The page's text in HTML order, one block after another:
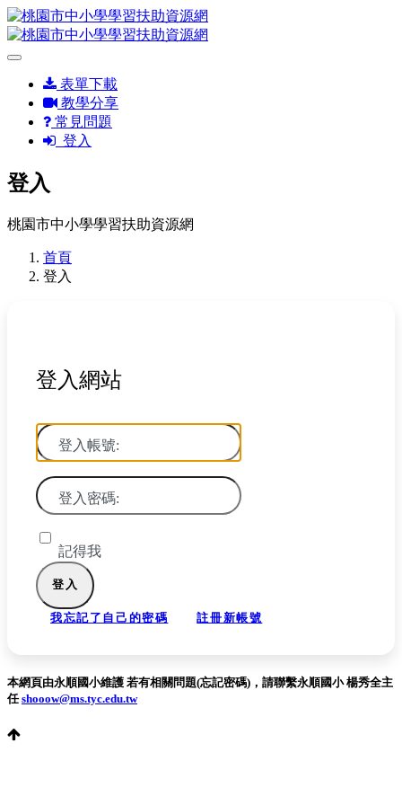
表單下載
教學分享
常見問題
登入
登入
桃園市中小學學習扶助資源網
首頁
登入
登入網站
登入帳號:
登入密碼:
記得我
我忘記了自己的密碼 註冊新帳號
本網頁由永順國小維護 若有相關問題(忘記密碼)，請聯繫永順國小 楊秀全主
任shooow@ms.tyc.edu.tw